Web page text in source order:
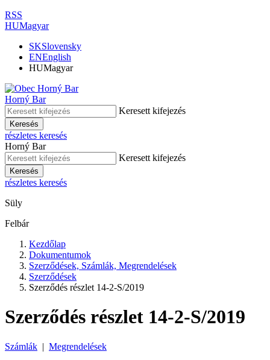
RSS
HUMagyar
SKSlovensky
ENEnglish
HUMagyar
Horný Bar
Keresett kifejezés
Keresés
részletes keresés
Horný Bar
Keresett kifejezés
Keresés
részletes keresés
Süly
Felbár
Kezdőlap
Dokumentumok
Szerződések, Számlák, Megrendelések
Szerződések
Szerződés részlet 14-2-S/2019
Szerződés részlet 14-2-S/2019
Számlák | Megrendelések